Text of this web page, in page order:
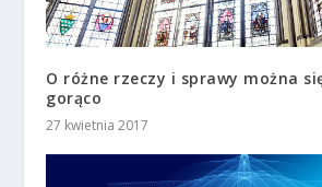
O różne rzeczy i sprawy można
gorąco
27 kwietnia 2017